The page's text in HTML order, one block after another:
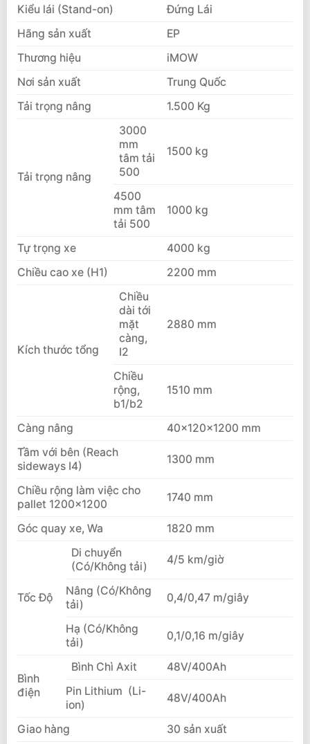
Kiểu lái (Stand-on)
Đứng Lái
Hãng sản xuất
EP
Thương hiệu
iMOW
Nơi sản xuất
Trung Quốc
Tải trọng nâng
1.500 Kg
Tải trọng nâng
3000
mm
tâm tải
500
1500 kg
4500
mm tâm
tải 500
1000 kg
Tự trọng xe
4000 kg
Chiều cao xe (H1)
2200 mm
Kích thước tổng
Chiều
dài tới
mặt
càng,
I2
2880 mm
Chiều
rộng,
b1/b2
1510 mm
Càng nâng
40x120x1200 mm
Tầm với bên (Reach
sideways I4)
1300 mm
Chiều rộng làm việc cho
pallet 1200×1200
1740 mm
Góc quay xe, Wa 1820 mm
Tốc Độ
Di chuyển
(Có/Không tải)
4/5 km/giờ
Nâng (Có/Không
tải)
0,4/0,47 m/giây
Hạ (Có/Không
tải)
0,1/0,16 m/giây
Bình
điện
Bình Chì Axit
48V/400Ah
Pin Lithium (Li-
ion)
48V/400Ah
Giao hàng 30 sản xuất